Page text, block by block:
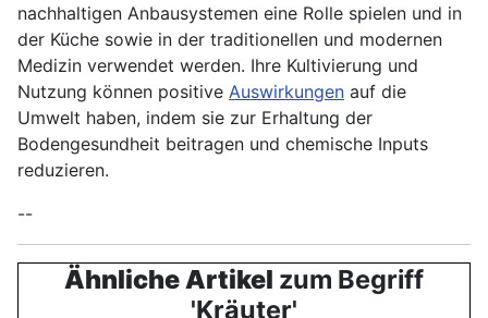
nachhaltigen Anbausystemen eine Rolle spielen und in
der Küche sowie in der traditionellen und modernen
Medizin verwendet werden. Ihre Kultivierung und
Nutzung können positive Auswirkungen auf die
Umwelt haben, indem sie zur Erhaltung der
Bodengesundheit beitragen und chemische Inputs
reduzieren.
--
Ähnliche Artikel zum Begriff
'Kräuter'